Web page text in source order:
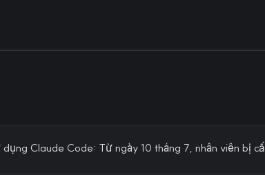
Claude Code: Từ ngày 10 tháng 7, nhân viên bị